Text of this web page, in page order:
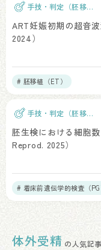
手技・判定（胚移
ART妊娠初期の超音
2024）
# 胚移植（ET）
手技・判定（胚移
胚生検における細胞
Reprod. 2025）
# 着床前遺伝学的検査（
体外受精 の人気記事